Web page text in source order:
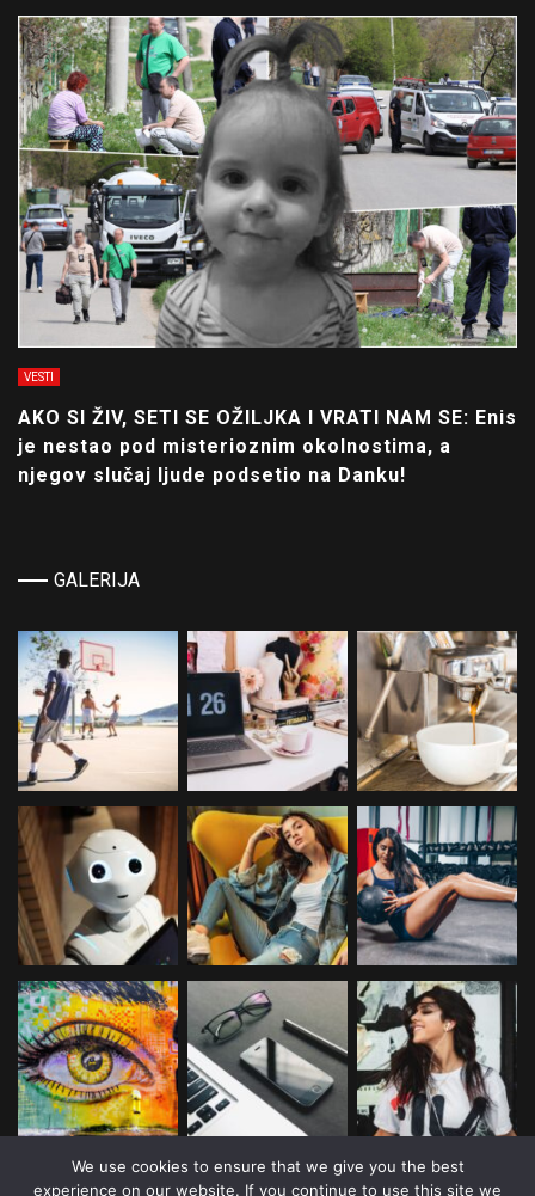
VESTI
AKO SI ŽIV, SETI SE OŽILJKA I VRATI NAM SE: Enis
je nestao pod misterioznim okolnostima, a
njegov slučaj ljude podsetio na Danku!
GALERIJA
We use cookies to ensure that we give you the best
experience on our website. If you continue to use this site we